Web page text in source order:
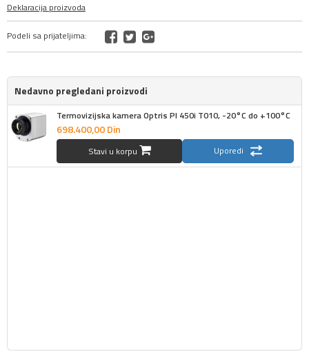
Deklaracija proizvoda
Podeli sa prijateljima:
Nedavno pregledani proizvodi
Termovizijska kamera Optris PI 450i T010, -20°C do +100°C
698.400,00Din
Stavi u korpu Uporedi